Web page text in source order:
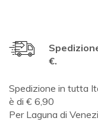
€.
Spedizione in tutta
è di € 6,90
Per Laguna di